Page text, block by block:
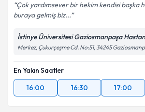
Kişisel verilerimin işlenmesine
Metni'ni okudum ve kişisel
Çok yardımsever bir hekim kendisi başka
buraya gelmiş biz...
İstinye Üniversitesi Gaziosmanpaşa
Merkez, Çukurçeşme Cd. No:51, 34245
En Yakın Saatler
16:00
16:30 17:00